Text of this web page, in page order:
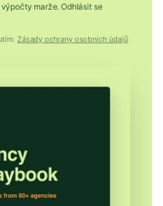
marže. Odhlásit se
Zásady ochrany osobních údajů